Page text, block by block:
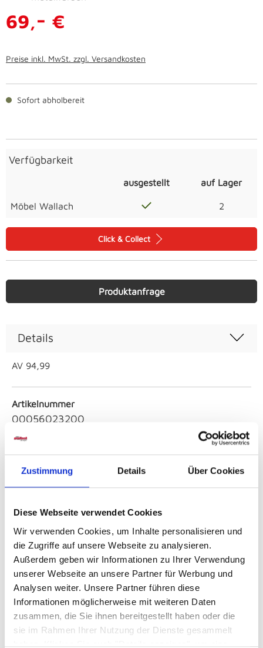
Zustimmung Details Über Cookies
Diese Webseite verwendet Cookies
Wir verwenden Cookies, um Inhalte personalisieren und
die Zugriffe auf unsere Webseite zu analysieren.
Außerdem geben wir Informationen zu Ihrer Verwendung
unserer Webseite an unsere Partner für Werbung und
Analysen weiter. Unsere Partner führen diese
Informationen möglicherweise mit weiteren Daten
zusammen, die Sie ihnen bereitgestellt haben oder die
sie im Rahmen Ihrer Nutzung der Dienste gesammelt
haben. Klicken Sie auch "Details anzeigen", um eine
69,- €
Preise inkl. MwSt. zzgl. Versandkosten
Sofort abholbereit
Verfügbarkeit
ausgestellt auf Lager
Möbel Wallach 2
Click & Collect
Produktanfrage
Details
AV 94,99
Artikelnummer
00056023200
Farbe
metallfarben
6321-16i Romana
Artikelfarbe
metallfarben
Sicherheitshinweise GPSR